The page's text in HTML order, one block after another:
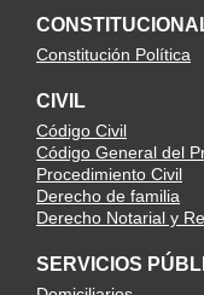
Constitución Política
CIVIL
Código Civil
Código General del
Procedimiento Civil
Derecho de familia
Derecho Notarial y
SERVICIOS